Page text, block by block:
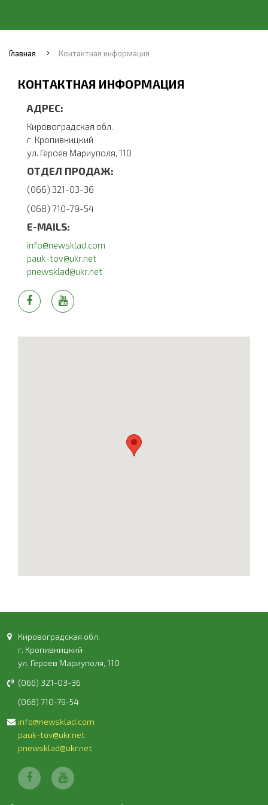
Главная Контактная информация
КОНТАКТНАЯ ИНФОРМАЦИЯ
АДРЕС:
Кировоградская обл.
г. Кропивницкий
ул. Героев Мариуполя, 110
ОТДЕЛ ПРОДАЖ:
(066) 321-03-36
(068) 710-79-54
E-MAILS:
info@newsklad.com
pauk-tov@ukr.net
pnewsklad@ukr.net
Кировоградская обл.
г. Кропивницкий
ул. Героев Мариуполя, 110
(066) 321-03-36
(068) 710-79-54
info@newsklad.com
pauk-tov@ukr.net
pnewsklad@ukr.net